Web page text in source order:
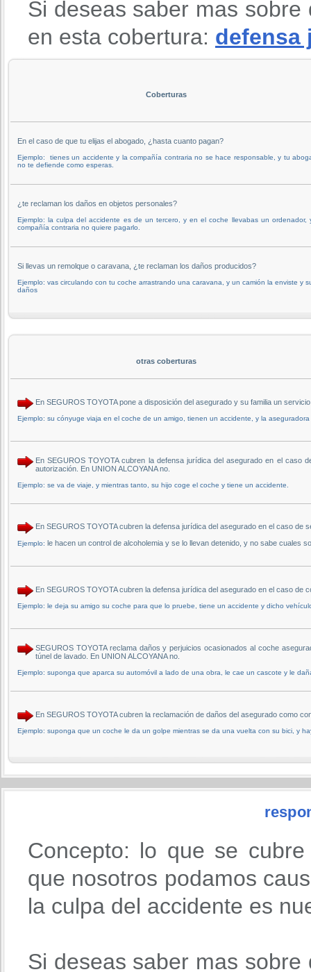
Si deseas saber mas
en esta cobertura: defensa
Coberturas
En el caso de que tu elijas el abogado, ¿hasta cuanto pagan?
Ejemplo: tienes un accidente y la compañía contraria no se hace responsable, y tu
no te defiende como esperas.
¿te reclaman los daños en objetos personales?
Ejemplo: la culpa del accidente es de un tercero, y en el coche llevabas un ordenador,
compañía contraria no quiere pagarlo.
Si llevas un remolque o caravana, ¿te reclaman los daños producidos?
Ejemplo: vas circulando con tu coche arrastrando una caravana, y un camión la enviste y
daños
otras coberturas
En SEGUROS TOYOTA pone a disposición del asegurado y su familia un
Ejemplo: su cónyuge viaja en el coche de un amigo, tienen un accidente, y la
En SEGUROS TOYOTA cubren la defensa jurídica del asegurado en el
autorización. En UNION ALCOYANA no.
Ejemplo: se va de viaje, y mientras tanto, su hijo coge el coche y tiene un accidente.
En SEGUROS TOYOTA cubren la defensa jurídica del asegurado en el caso de
Ejemplo: le hacen un control de alcoholemia y se lo llevan detenido, y no sabe cuales
En SEGUROS TOYOTA cubren la defensa jurídica del asegurado en el caso de
Ejemplo: le deja su amigo su coche para que lo pruebe, tiene un accidente y dicho
SEGUROS TOYOTA reclama daños y perjuicios ocasionados al coche
túnel de lavado. En UNION ALCOYANA no.
Ejemplo: suponga que aparca su automóvil a lado de una obra, le cae un cascote y le
En SEGUROS TOYOTA cubren la reclamación de daños del asegurado como
Ejemplo: suponga que un coche le da un golpe mientras se da una vuelta con su bici, y
Concepto: lo que se
que nosotros podamos
la culpa del accidente es
Si deseas saber mas